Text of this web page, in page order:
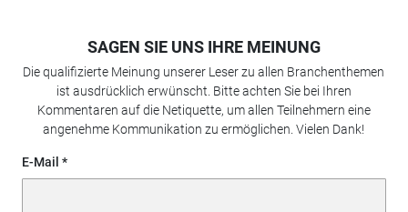
SAGEN SIE UNS IHRE MEINUNG
Die qualifizierte Meinung unserer Leser zu allen Branchenthemen
ist ausdrücklich erwünscht. Bitte achten Sie bei Ihren
Kommentaren auf die Netiquette, um allen Teilnehmern eine
angenehme Kommunikation zu ermöglichen. Vielen Dank!
E-Mail